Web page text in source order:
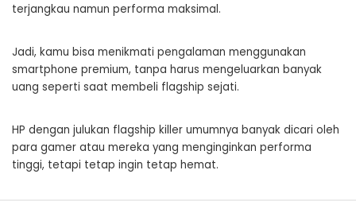
terjangkau namun performa maksimal.
Jadi, kamu bisa menikmati pengalaman menggunakan
smartphone premium, tanpa harus mengeluarkan banyak
uang seperti saat membeli flagship sejati.
HP dengan julukan flagship killer umumnya banyak dicari oleh
para gamer atau mereka yang menginginkan performa
tinggi, tetapi tetap ingin tetap hemat.